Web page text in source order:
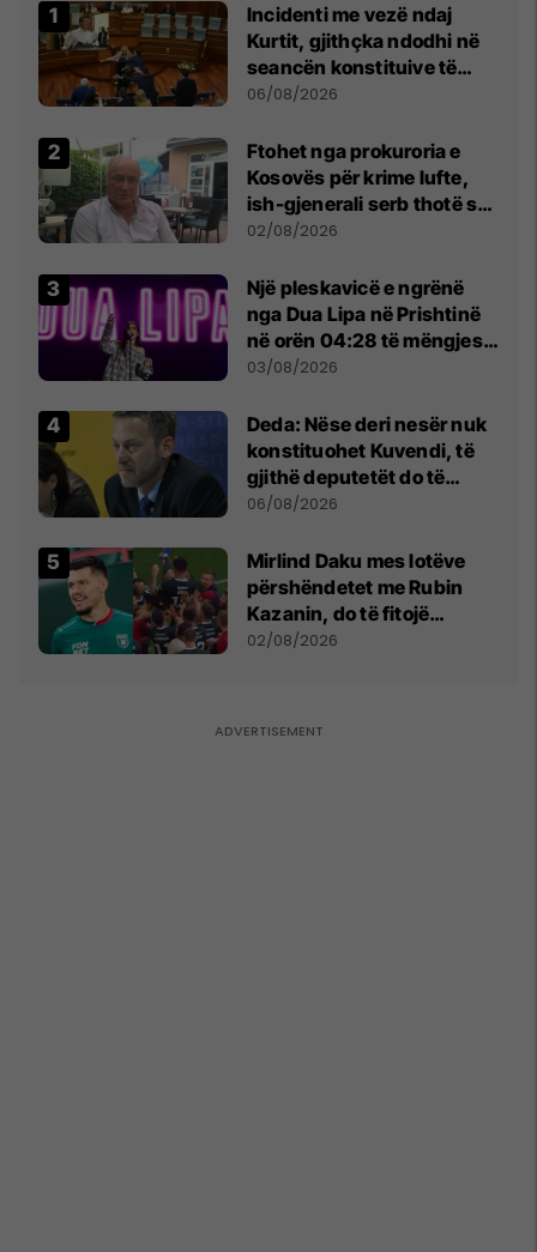
Incidenti me vezë ndaj
Kurtit, gjithçka ndodhi në
seancën konstituive të
Kuvendit
06/08/2026
Ftohet nga prokuroria e
Kosovës për krime lufte,
ish-gjenerali serb thotë se
dikush e tradhtoi në
02/08/2026
Një pleskavicë e ngrënë
nga Dua Lipa në Prishtinë
në orën 04:28 të mëngjesit
- dhe bota digjitale serbe
03/08/2026
Deda: Nëse deri nesër nuk
konstituohet Kuvendi, të
gjithë deputetët do të
bëjnë shkelje të rëndë
06/08/2026
Mirlind Daku mes lotëve
përshëndetet me Rubin
Kazanin, do të fitojë
miliona te Spartak Moska
02/08/2026